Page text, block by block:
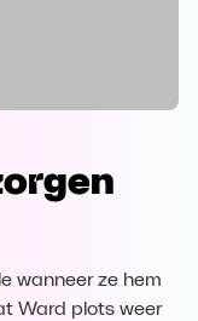
Download
wanneer ze hem
Ward plots weer